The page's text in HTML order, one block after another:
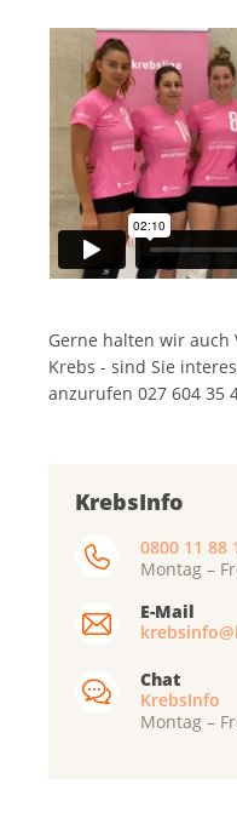
Gerne halten wir auch
Krebs - sind Sie
anzurufen 027 604 35
KrebsInfo
0800 11 88
Montag –
E-Mail
Chat
KrebsInfo
Montag –